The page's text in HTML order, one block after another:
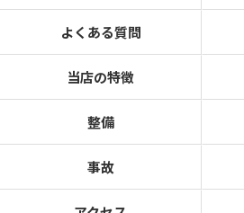
よくある質問
当店の特徴
整備
事故